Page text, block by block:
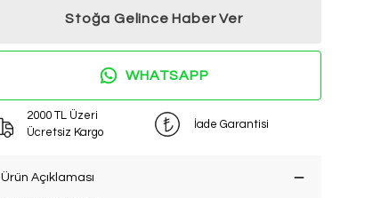
Stoğa Gelince Haber Ver
WHATSAPP
2000 TL Üzeri
Ücretsiz Kargo
İade Garantisi
Ürün Açıklaması